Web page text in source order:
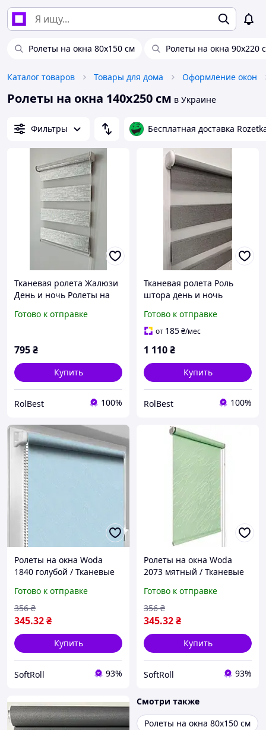
Ролеты на окна 80х150 см Ролеты на окна 90х220
Каталог товаров Товары для дома Оформление окон
Ролеты на окна 140х250 см в Украине
Фильтры Бесплатная доставка
Тканевая ролета Жалюзи
День и ночь Ролеты на
День и ночь Феерия
Готово к отправке
795₴
Купить
RolBest 100%
Тканевая ролета Роль
штора день и ночь
Рулонные шторы День и
ночь Baroque 35*150см
Готово к отправке
от 185₴/мес
1 110₴
Купить
RolBest 100%
Ролеты на окна Woda
1840 голубой / Тканевые
Готово к отправке
345.32₴
356 ₴
Купить
SoftRoll 93%
Ролеты на окна Woda
2073 мятный / Тканевые
Готово к отправке
345.32₴
356 ₴
Купить
SoftRoll 93%
Смотри также
Ролеты на окна 80х150 см